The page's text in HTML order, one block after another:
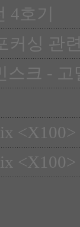
4호기
커싱 관
스크 - 고
<X100>